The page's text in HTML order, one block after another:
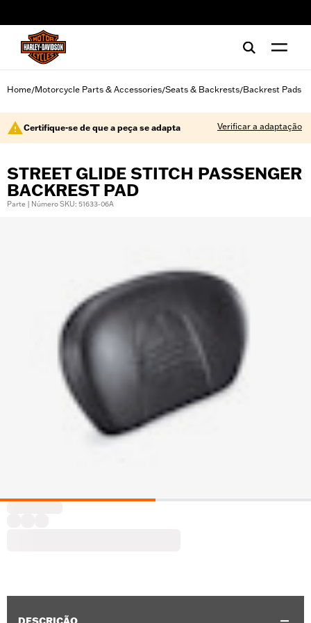
Home/Motorcycle Parts & Accessories/Seats & Backrests/Backrest Pads
Certifique-se de que a peça se adapta Verificar a adaptação
STREET GLIDE STITCH PASSENGER
BACKREST PAD
Parte | Número SKU: 51633-06A